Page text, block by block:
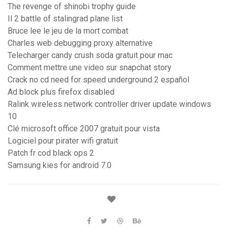
The revenge of shinobi trophy guide
Il 2 battle of stalingrad plane list
Bruce lee le jeu de la mort combat
Charles web debugging proxy alternative
Telecharger candy crush soda gratuit pour mac
Comment mettre une video sur snapchat story
Crack no cd need for speed underground 2 español
Ad block plus firefox disabled
Ralink wireless network controller driver update windows
10
Clé microsoft office 2007 gratuit pour vista
Logiciel pour pirater wifi gratuit
Patch fr cod black ops 2
Samsung kies for android 7.0